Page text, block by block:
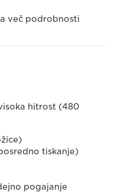
več podrobnosti
hitrost (480
tiskanje)
pogajanje